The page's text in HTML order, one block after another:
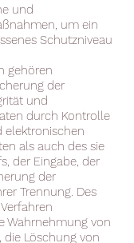
und
um ein
Schutzniveau
gehören
der
und
durch Kontrolle
elektronischen
als auch des sie
der Eingabe, der
der
Trennung. Des
Wahrnehmung von
die Löschung von